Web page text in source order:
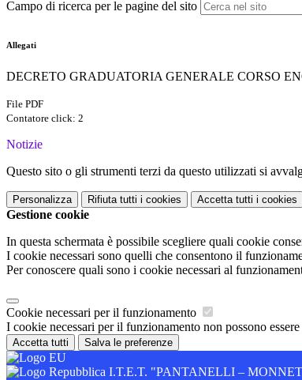
Campo di ricerca per le pagine del sito
Allegati
DECRETO GRADUATORIA GENERALE CORSO
File PDF
Contatore click: 2
Notizie
Questo sito o gli strumenti terzi da questo utilizzati si
Personalizza Rifiuta tutti i cookies Accetta tutti i cookies
Gestione cookie
In questa schermata è possibile scegliere quali cookie
I cookie necessari sono quelli che consentono il
Per conoscere quali sono i cookie necessari al
Cookie necessari per il funzionamento
I cookie necessari per il funzionamento non possono
Accetta tutti Salva le preferenze
I.T.E.T. "PANTANELLI –